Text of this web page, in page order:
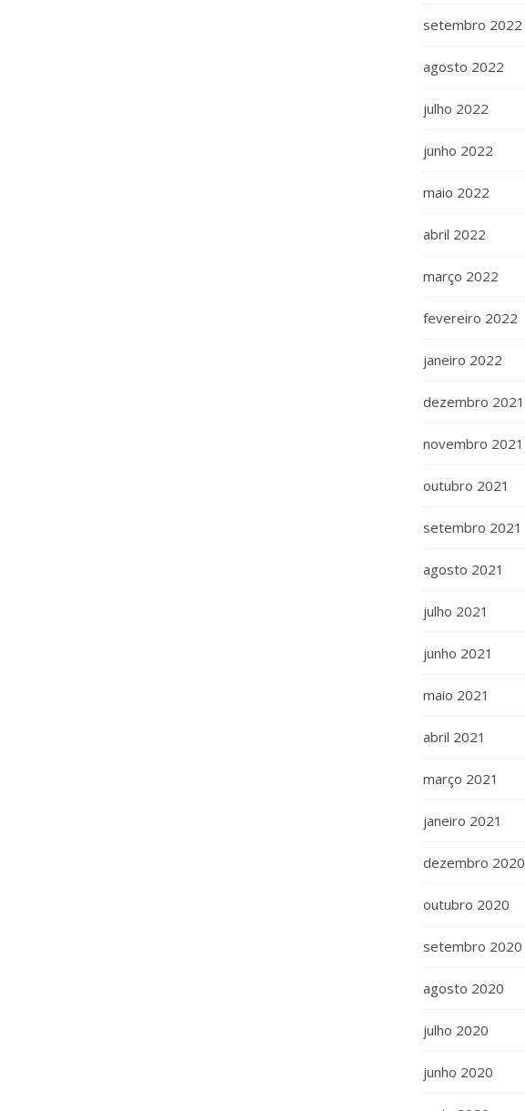
setembro 2022
agosto 2022
julho 2022
junho 2022
maio 2022
abril 2022
março 2022
fevereiro 2022
janeiro 2022
dezembro 2021
novembro 2021
outubro 2021
setembro 2021
agosto 2021
julho 2021
junho 2021
maio 2021
abril 2021
março 2021
janeiro 2021
dezembro 2020
outubro 2020
setembro 2020
agosto 2020
julho 2020
junho 2020